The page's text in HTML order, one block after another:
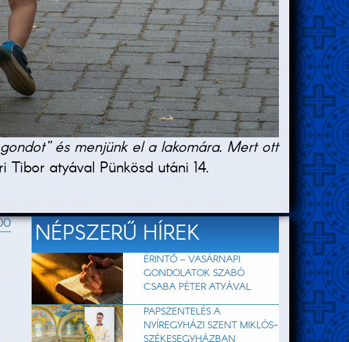
és menjünk el a lakomára. Mert ott
atyával Pünkösd utáni 14.
NÉPSZERŰ HÍREK
ÉRINTŐ – VASÁRNAPI
GONDOLATOK SZABÓ
CSABA PÉTER ATYÁVAL
PAPSZENTELÉS A
NYÍREGYHÁZI SZENT MIKLÓS-
SZÉKESEGYHÁZBAN